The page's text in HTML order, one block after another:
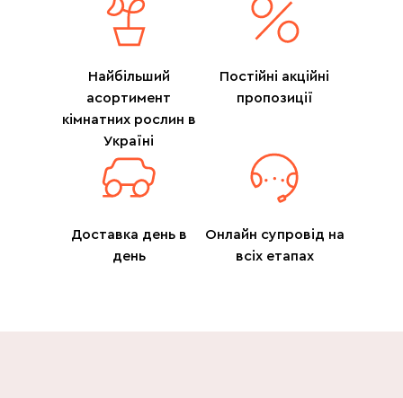
Найбільший
асортимент
кімнатних рослин в
Україні
Постійні акційні
пропозиції
Доставка день в
день
Онлайн супровід на
всіх етапах